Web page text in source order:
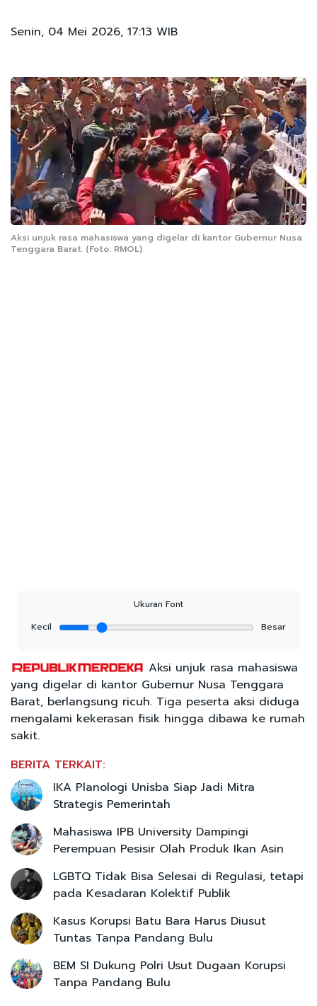
Senin, 04 Mei 2026, 17:13 WIB
Aksi unjuk rasa mahasiswa yang digelar di kantor Gubernur Nusa
Tenggara Barat. (Foto: RMOL)
Ukuran Font
Kecil
Besar
Aksi unjuk rasa mahasiswa
yang digelar di kantor Gubernur Nusa Tenggara
Barat, berlangsung ricuh. Tiga peserta aksi diduga
mengalami kekerasan fisik hingga dibawa ke rumah
sakit.
BERITA TERKAIT:
IKA Planologi Unisba Siap Jadi Mitra
Strategis Pemerintah
Mahasiswa IPB University Dampingi
Perempuan Pesisir Olah Produk Ikan Asin
LGBTQ Tidak Bisa Selesai di Regulasi, tetapi
pada Kesadaran Kolektif Publik
Kasus Korupsi Batu Bara Harus Diusut
Tuntas Tanpa Pandang Bulu
BEM SI Dukung Polri Usut Dugaan Korupsi
Tanpa Pandang Bulu